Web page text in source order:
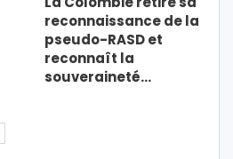
reconnaissance de la
pseudo-RASD et
reconnaît la
souveraineté…